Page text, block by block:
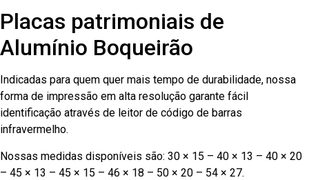
Placas patrimoniais de
Alumínio Boqueirão
Indicadas para quem quer mais tempo de durabilidade, nossa
forma de impressão em alta resolução garante fácil
identificação através de leitor de código de barras
infravermelho.
Nossas medidas disponíveis são: 30 × 15 – 40 × 13 – 40 × 20
– 45 × 13 – 45 × 15 – 46 × 18 – 50 × 20 – 54 × 27.